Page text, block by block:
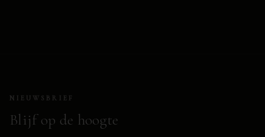
NIEUWSBRIEF
Blijf op de hoogte